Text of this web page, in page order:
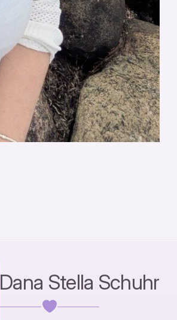
Dana Stella Schuhr